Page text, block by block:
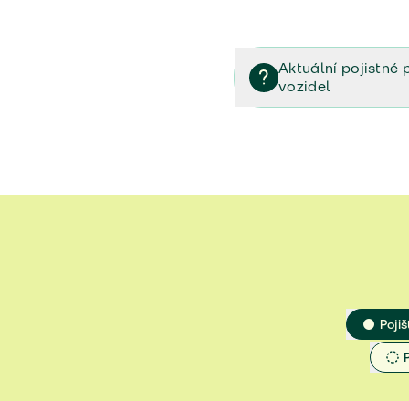
Aktuální pojistné
vozidel
Veřejný příslib -